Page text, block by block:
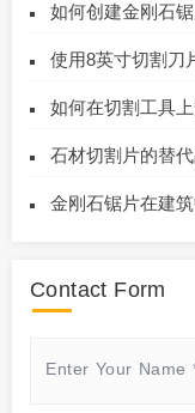
如何创建金刚石
使用8英寸切割刀
如何在切割工具
石材切割片的替
金刚石锯片在建
Contact Form